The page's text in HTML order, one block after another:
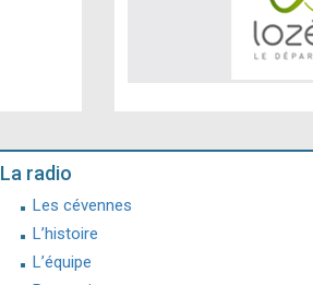
La radio
Les cévennes
L’histoire
L’équipe